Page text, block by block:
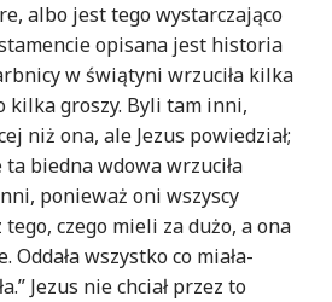
albo jest tego wystarczająco
opisana jest historia
w świątyni wrzuciła kilka
kilka groszy. Byli tam inni,
niż ona, ale Jezus powiedział;
ta biedna wdowa wrzuciła
ponieważ oni wszyscy
czego mieli za dużo, a ona
Oddała wszystko co miała-
Jezus nie chciał przez to